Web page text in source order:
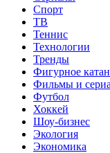
Спорт
ТВ
Теннис
Технологии
Тренды
Фигурное
Фильмы и
Футбол
Хоккей
Шоу-бизнес
Экология
Экономика